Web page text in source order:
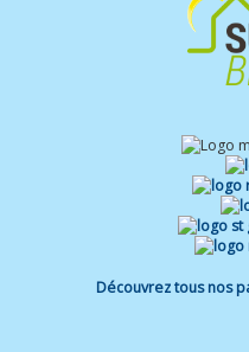
Découvrez tous nos